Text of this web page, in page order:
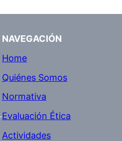
NAVEGACIÓN
Home
Quiénes Somos
Normativa
Evaluación Ética
Actividades